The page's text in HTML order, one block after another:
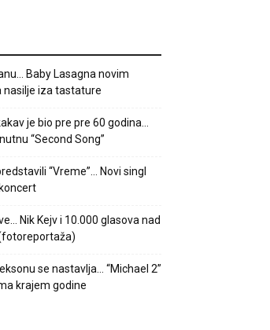
Baby Lasagna novim
nasilje iza tastature
je bio pre pre 60 godina…
“Second Song”
“Vreme”… Novi singl
Nik Kejv i 10.000 glasova nad
se nastavlja… “Michael 2”
krajem godine